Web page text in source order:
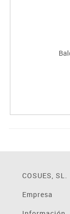
COSUES, SL.
Empresa